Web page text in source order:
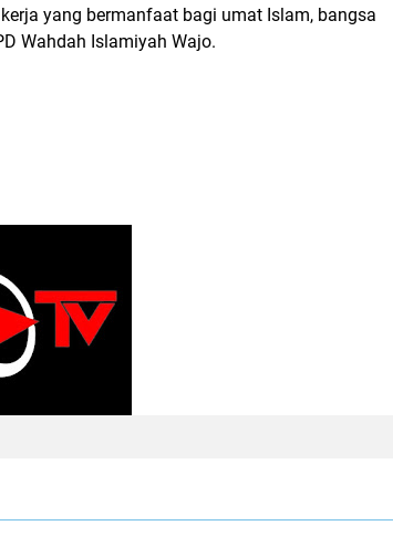
yang bermanfaat bagi umat Islam, bangsa
Wahdah Islamiyah Wajo.